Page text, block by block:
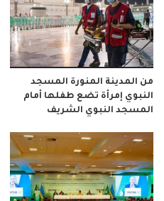
من المدينة المنورة المسجد
النبوي إمرأة تضع طفلها أمام
المسجد النبوي الشريف